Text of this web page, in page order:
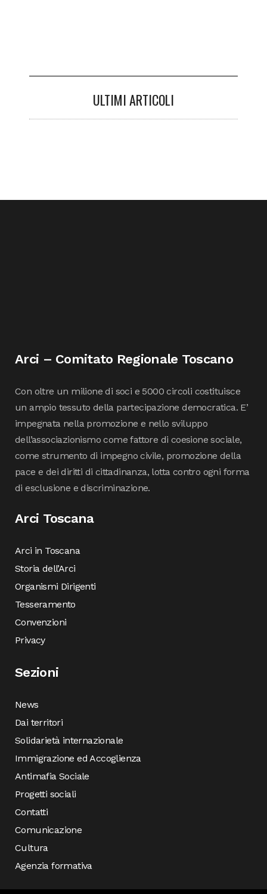
ULTIMI ARTICOLI
Arci – Comitato Regionale Toscano
Con oltre un milione di soci e 5000 circoli costituisce
un ampio tessuto della partecipazione democratica. E’
impegnata nella promozione e nello sviluppo
dell’associazionismo come fattore di coesione sociale,
come strumento di impegno civile, promozione della
pace e dei diritti di cittadinanza, lotta contro ogni forma
di esclusione e discriminazione.
Arci Toscana
Arci in Toscana
Storia dell’Arci
Organismi Dirigenti
Tesseramento
Convenzioni
Privacy
Sezioni
News
Dai territori
Solidarietà internazionale
Immigrazione ed Accoglienza
Antimafia Sociale
Progetti sociali
Contatti
Comunicazione
Cultura
Agenzia formativa